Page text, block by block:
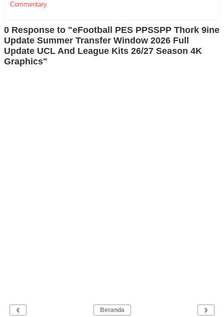
Commentary
0 Response to "eFootball PES PPSSPP Thork 9ine
Update Summer Transfer Window 2026 Full
Update UCL And League Kits 26/27 Season 4K
Graphics"
‹ ›
Beranda